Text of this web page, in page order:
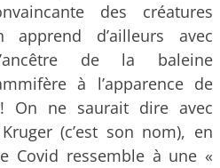
des créatures
d’ailleurs avec
de la baleine
à l’apparence de
On ne saurait dire avec
(c’est son nom), en
Covid ressemble à une «